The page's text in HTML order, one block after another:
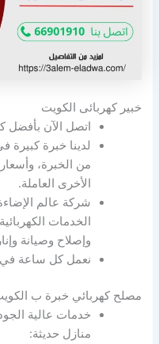
خبير كهربائى الكويت
اتصل الآن بأفضل
لدينا خبرة كبيرة
من الخبرة،
الأخرى العاملة.
شركة عالم
الخدمات
وإصلاح وصيانة
نعمل كل ساعة
مصلح كهربائي خبرة ب
خدمات عالية
منازل حديثة: